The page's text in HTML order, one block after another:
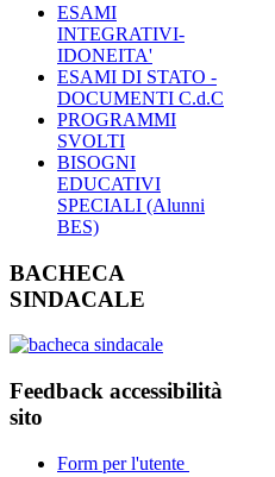
ESAMI
INTEGRATIVI-
IDONEITA'
ESAMI DI STATO -
DOCUMENTI C.d.C
PROGRAMMI
SVOLTI
BISOGNI
EDUCATIVI
SPECIALI (Alunni
BES)
BACHECA
SINDACALE
Feedback accessibilità
sito
Form per l'utente